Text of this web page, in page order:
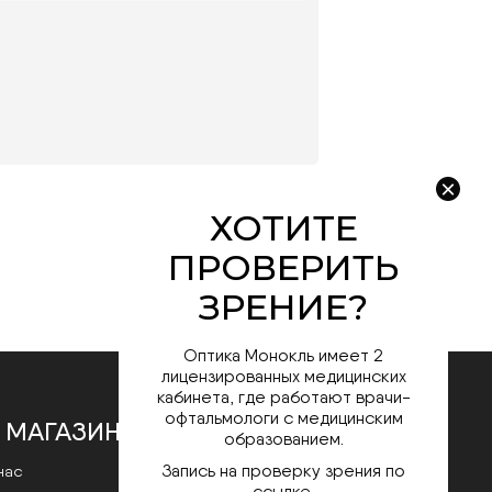
Оптика Монокль имеет 2
лицензированных медицинских
кабинета, где работают врачи-
офтальмологи с медицинским
образованием.
Запись на проверку зрения по